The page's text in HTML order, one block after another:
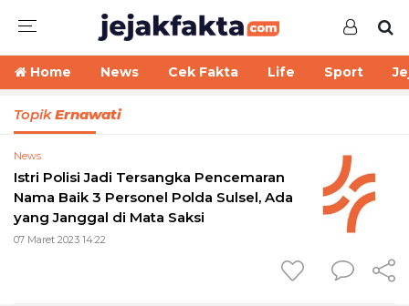
Home News Cek Fakta Life Sport
TopikErnawati
News
Istri Polisi Jadi Tersangka Pencemaran
Nama Baik 3 Personel Polda Sulsel, Ada
yang Janggal di Mata Saksi
07 Maret 2023 14:22